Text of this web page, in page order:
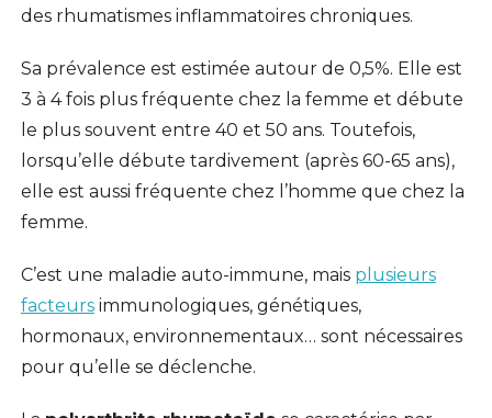
des rhumatismes inflammatoires chroniques.
Sa prévalence est estimée autour de 0,5%. Elle est
3 à 4 fois plus fréquente chez la femme et débute
le plus souvent entre 40 et 50 ans. Toutefois,
lorsqu’elle débute tardivement (après 60-65 ans),
elle est aussi fréquente chez l’homme que chez la
femme.
C’est une maladie auto-immune, mais plusieurs
facteursimmunologiques, génétiques,
hormonaux, environnementaux… sont nécessaires
pour qu’elle se déclenche.